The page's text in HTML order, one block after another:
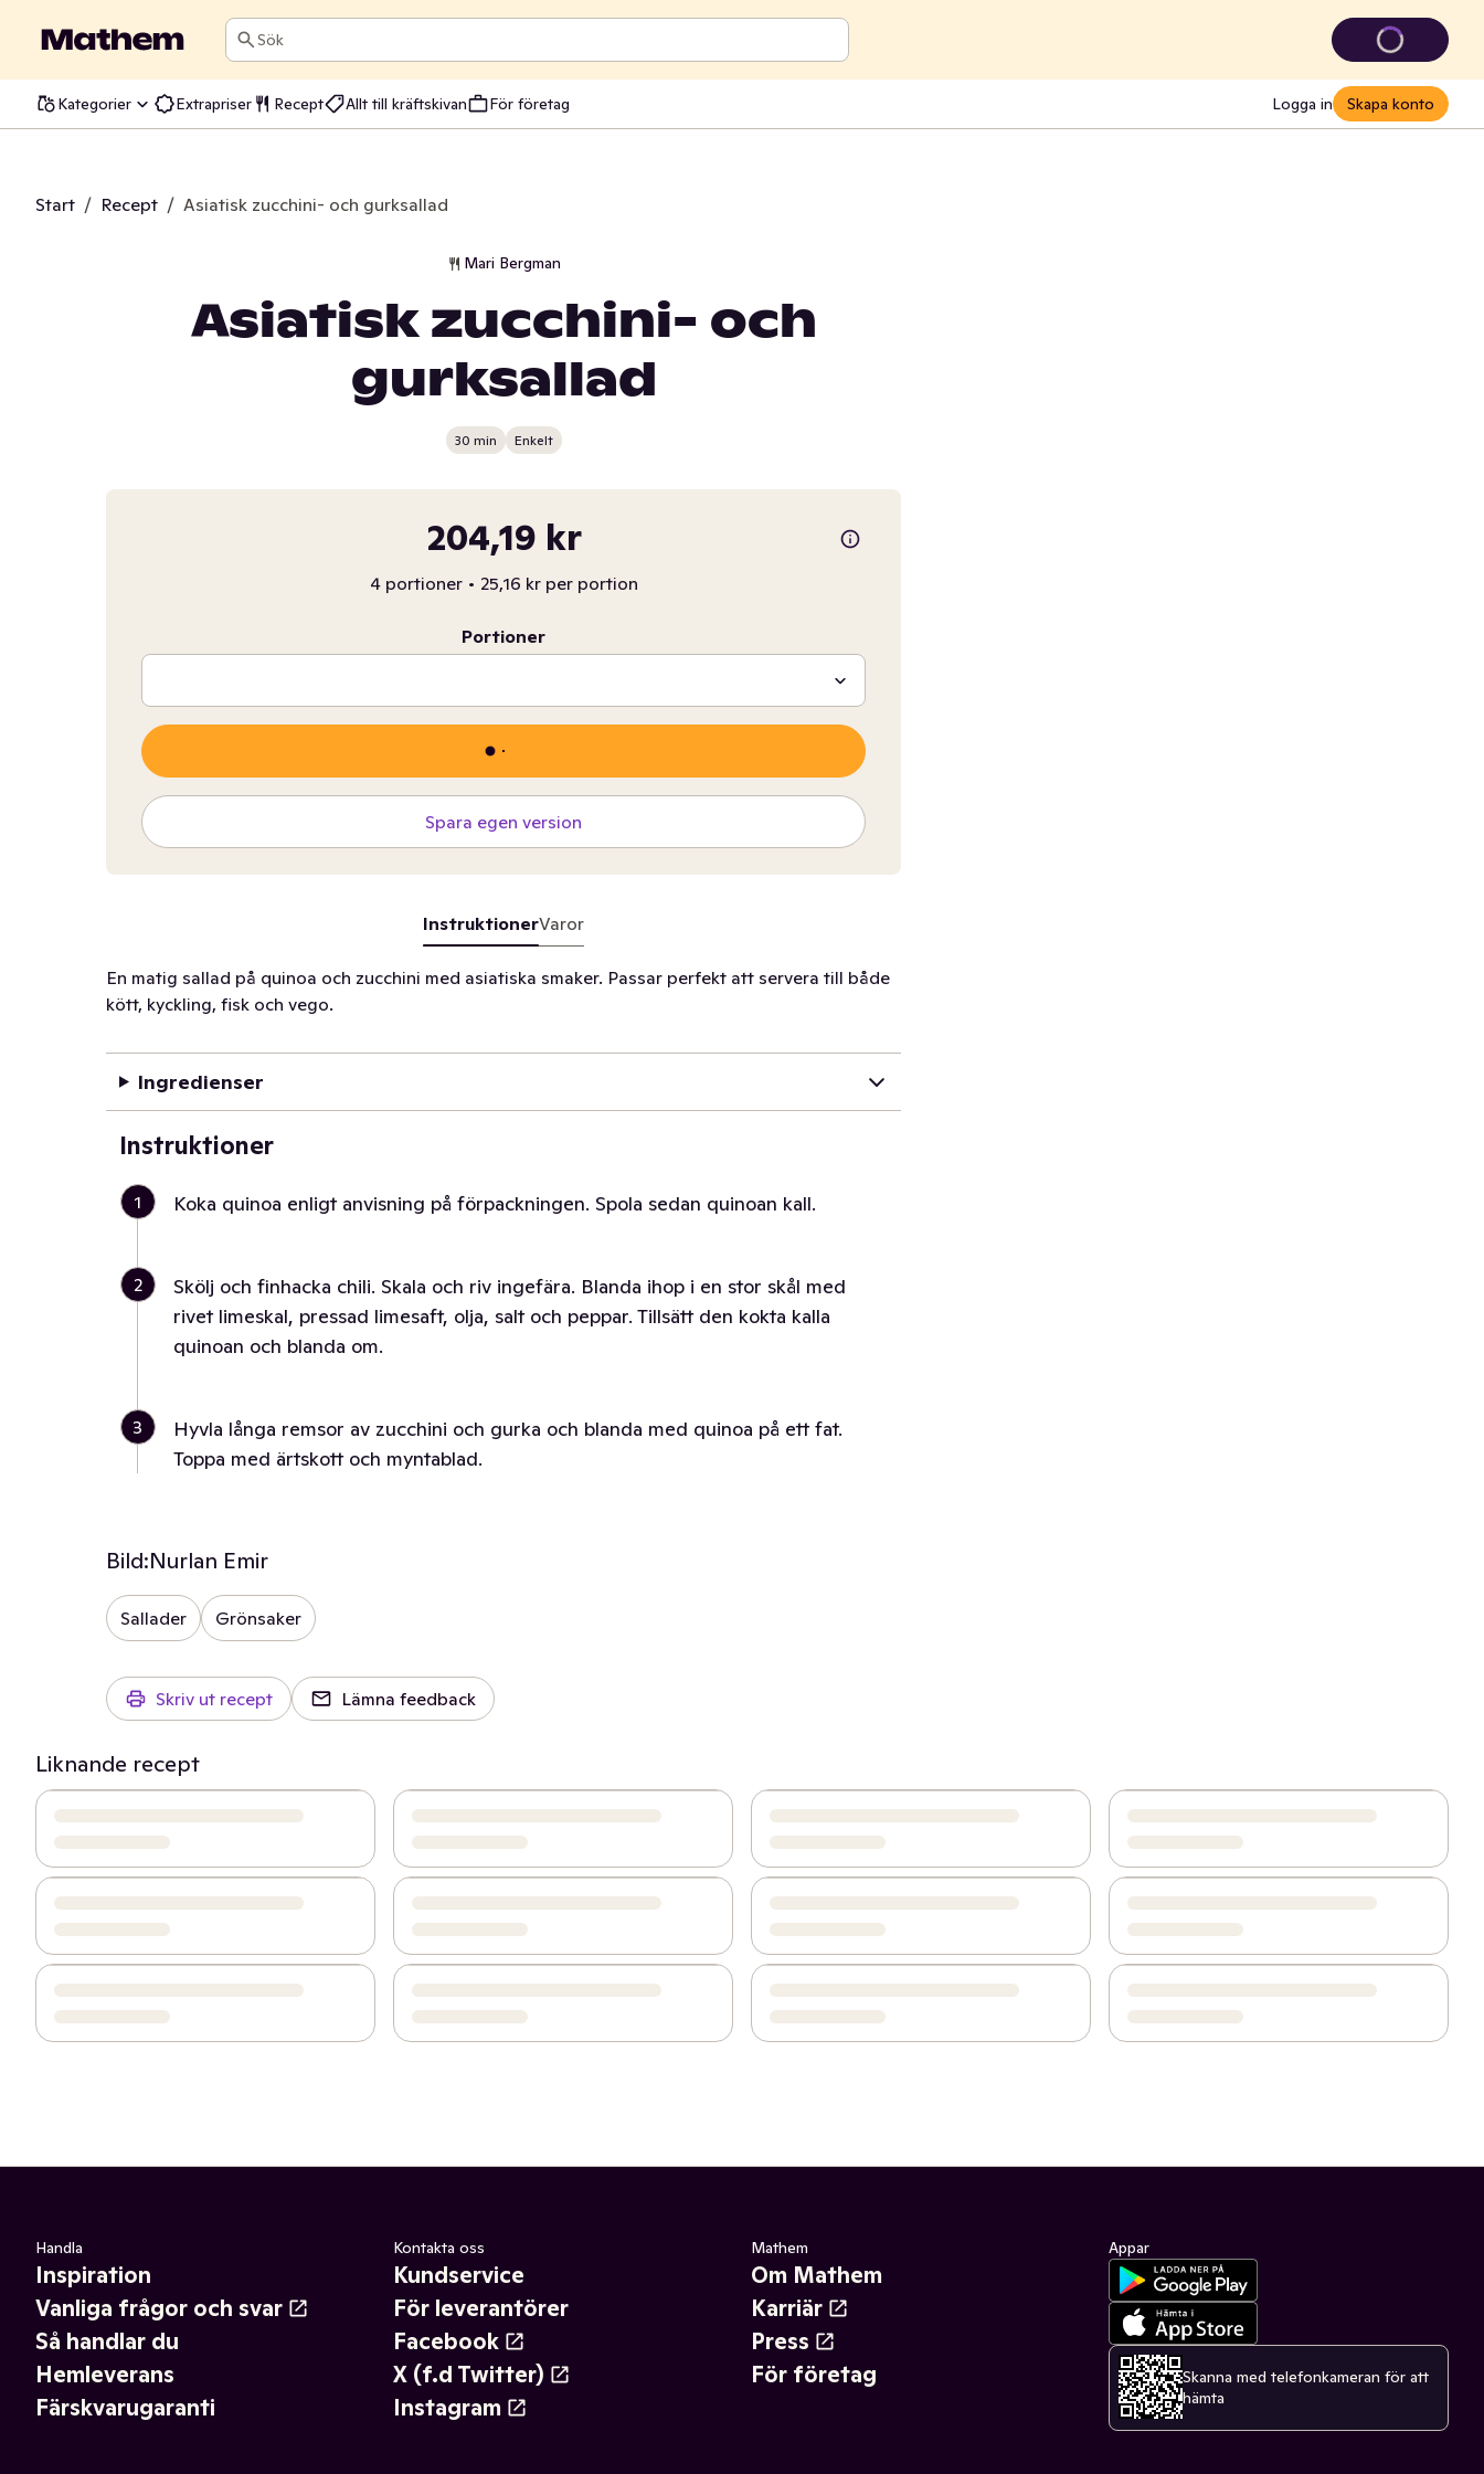
Sök
Kategorier Extrapriser Recept Allt till kräftskivan För företag Logga in Skapa konto
Start / Recept / Asiatisk zucchini- och gurksallad
Mari Bergman
Asiatisk zucchini- och
gurksallad
30 min Enkelt
204,19 kr
4 portioner • 25,16 kr per portion
Portioner
Spara egen version
InstruktionerVaror
En matig sallad på quinoa och zucchini med asiatiska smaker. Passar perfekt att servera till både
kött, kyckling, fisk och vego.
Ingredienser
Instruktioner
1 Koka quinoa enligt anvisning på förpackningen. Spola sedan quinoan kall.
2
Skölj och finhacka chili. Skala och riv ingefära. Blanda ihop i en stor skål med
rivet limeskal, pressad limesaft, olja, salt och peppar. Tillsätt den kokta kalla
quinoan och blanda om.
3
Hyvla långa remsor av zucchini och gurka och blanda med quinoa på ett fat.
Toppa med ärtskott och myntablad.
Bild:Nurlan Emir
Sallader Grönsaker
Skriv ut recept Lämna feedback
Liknande recept
Handla
Inspiration
Vanliga frågor och svar
Så handlar du
Hemleverans
Färskvarugaranti
Kontakta oss
Kundservice
För leverantörer
Facebook
X (f.d Twitter)
Instagram
Mathem
Om Mathem
Karriär
Press
För företag
Appar
Skanna med telefonkameran för att
hämta